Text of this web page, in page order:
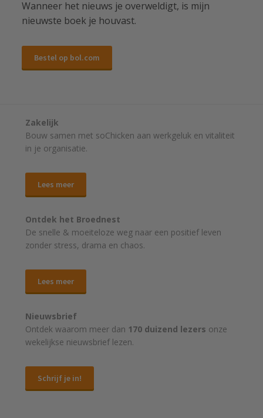
Wanneer het nieuws je overweldigt, is mijn
nieuwste boek je houvast.
Bestel op bol.com
Zakelijk
Bouw samen met soChicken aan werkgeluk en vitaliteit
in je organisatie.
Lees meer
Ontdek het Broednest
De snelle & moeiteloze weg naar een positief leven
zonder stress, drama en chaos.
Lees meer
Nieuwsbrief
Ontdek waarom meer dan 170 duizend lezers onze
wekelijkse nieuwsbrief lezen.
Schrijf je in!